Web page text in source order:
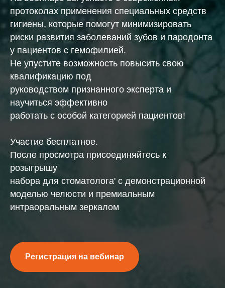
протоколах применения специальных средств
гигиены, которые помогут минимизировать
риски развития заболеваний зубов и пародонта
у пациентов с гемофилией.
Не упустите возможность повысить свою
квалификацию под
руководством признанного эксперта и
научиться эффективно
работать с особой категорией пациентов!
Участие бесплатное.
После просмотра присоединяйтесь к
розыгрышу
набора для стоматолога' с демонстрационной
моделью челюсти и премиальным
интраоральным зеркалом
Регистрация на вебинар